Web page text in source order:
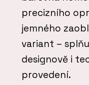
precizního
jemného
variant –
designově i
provedení.